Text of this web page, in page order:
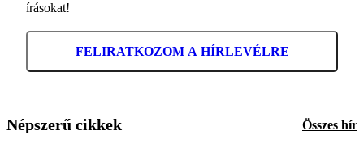
írásokat!
FELIRATKOZOM A HÍRLEVÉLRE
Népszerű cikkek Összes hír